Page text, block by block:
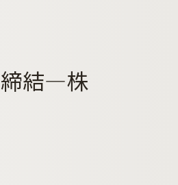
締結―株